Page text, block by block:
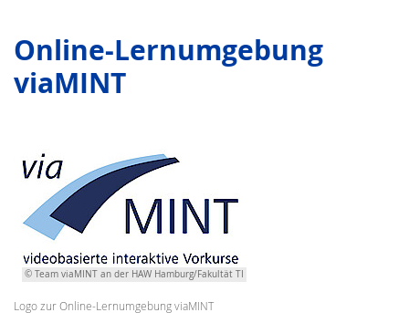
Online-Lernumgebung
viaMINT
© Team viaMINT an der HAW Hamburg/Fakultät TI
Logo zur Online-Lernumgebung viaMINT